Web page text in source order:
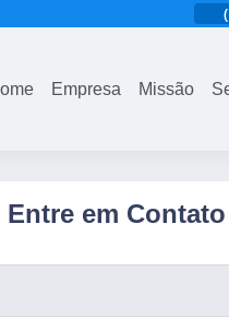
Empresa Missão
Entre em Contato